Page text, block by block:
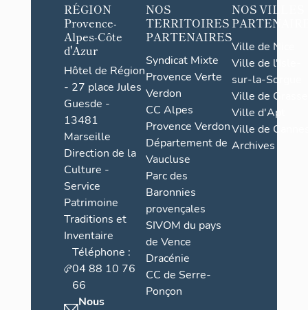
RÉGION
Provence-
Alpes-Côte
d'Azur
Hôtel de Région
- 27 place Jules
Guesde -
13481
Marseille
Direction de la
Culture -
Service
Patrimoine
Traditions et
Inventaire
Téléphone :
04 88 10 76
66
Nous
NOS
TERRITOIRES
PARTENAIRES
Syndicat Mixte
Provence Verte
Verdon
CC Alpes
Provence Verdon
Département de
Vaucluse
Parc des
Baronnies
provençales
SIVOM du pays
de Vence
Dracénie
CC de Serre-
Ponçon
NOS VILLES
Ville de Nice
Ville de l'Isle-
sur-la-Sorgue
Ville de Grasse
Ville d'Apt
Ville de
Archives